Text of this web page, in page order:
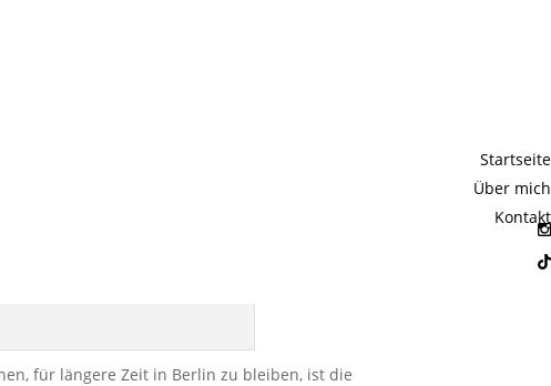
Startseite
Über mich
Kontakt
Wohnung
für längere Zeit in Berlin zu bleiben, ist die